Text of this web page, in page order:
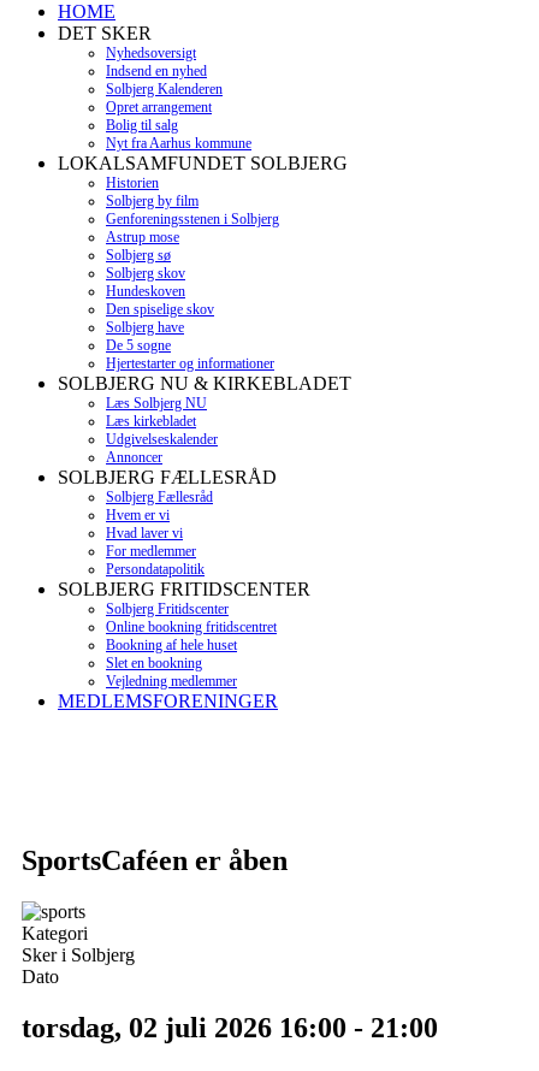
HOME
DET SKER
Nyhedsoversigt
Indsend en nyhed
Solbjerg Kalenderen
Opret arrangement
Bolig til salg
Nyt fra Aarhus kommune
LOKALSAMFUNDET SOLBJERG
Historien
Solbjerg by film
Genforeningsstenen i Solbjerg
Astrup mose
Solbjerg sø
Solbjerg skov
Hundeskoven
Den spiselige skov
Solbjerg have
De 5 sogne
Hjertestarter og informationer
SOLBJERG NU & KIRKEBLADET
Læs Solbjerg NU
Læs kirkebladet
Udgivelseskalender
Annoncer
SOLBJERG FÆLLESRÅD
Solbjerg Fællesråd
Hvem er vi
Hvad laver vi
For medlemmer
Persondatapolitik
SOLBJERG FRITIDSCENTER
Solbjerg Fritidscenter
Online bookning fritidscentret
Bookning af hele huset
Slet en bookning
Vejledning medlemmer
MEDLEMSFORENINGER
SportsCaféen er åben
Kategori
Sker i Solbjerg
Dato
torsdag, 02 juli 2026 16:00 - 21:00